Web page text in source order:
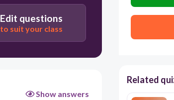
Edit questions
to suit your class
Show answers
Related